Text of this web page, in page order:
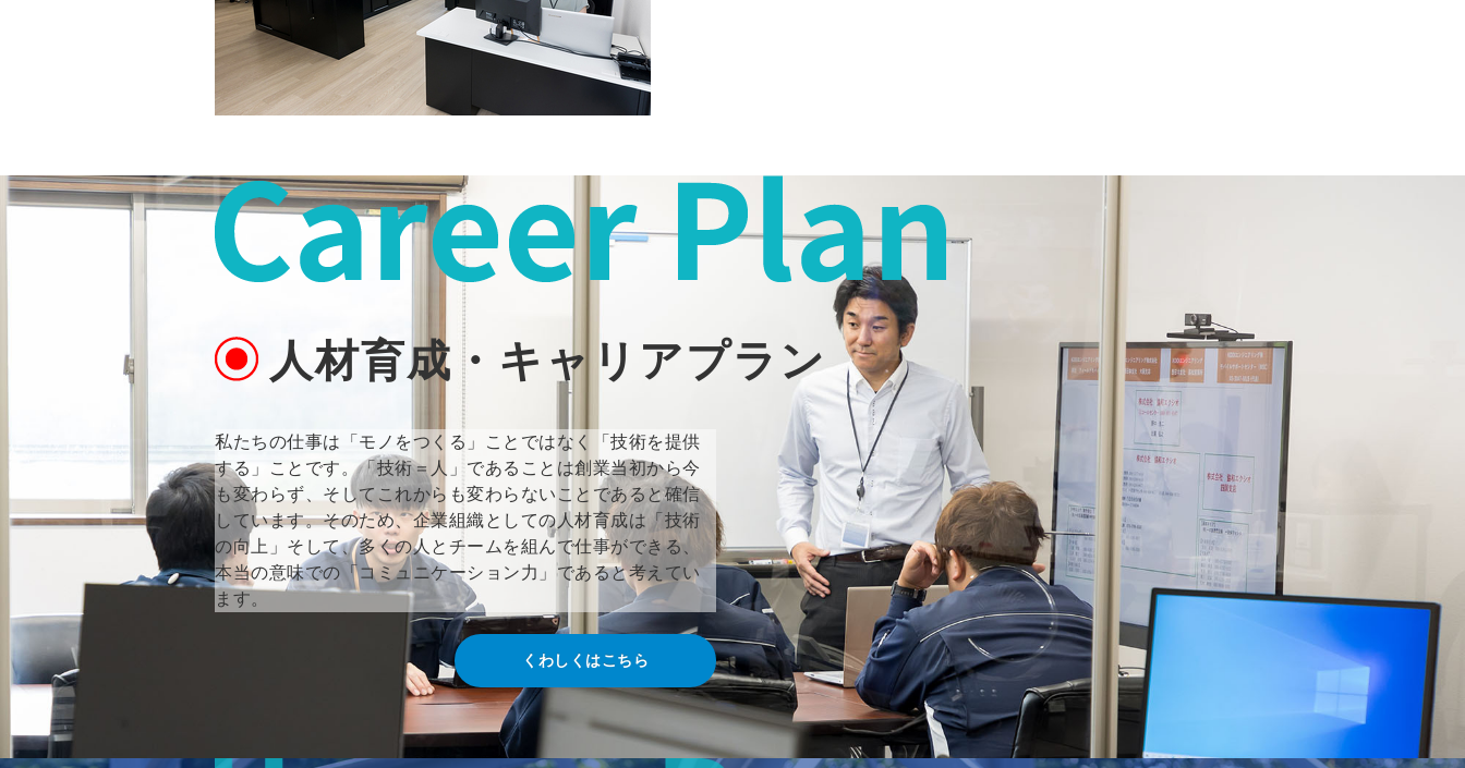
人材育成・キャリアプラン
私たちの仕事は「モノをつくる」ことではなく「技術を提供
する」ことです。「技術＝人」であることは創業当初から今
も変わらず、そしてこれからも変わらないことであると確信
しています。そのため、企業組織としての人材育成は「技術
の向上」そして、多くの人とチームを組んで仕事ができる、
本当の意味での「コミュニケーション力」であると考えてい
ます。
くわしくはこちら